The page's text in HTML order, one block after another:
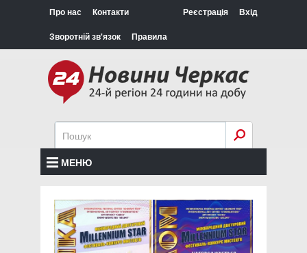
Про нас Контакти
Зворотній зв'язок Правила
Реєстрація Вхід
МЕНЮ